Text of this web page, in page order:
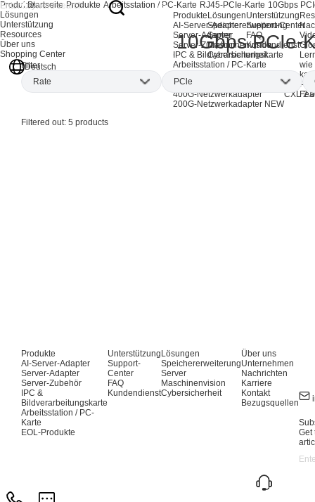
Produkte
AI-Server-Adapter
Server-Adapter
Server-Zubehör
IPC & Bildverarbeitungskarte
Arbeitsstation / PC-Karte
AI-Netzwerkadapter
400G-Netzwerkadapter
200G-Netzwerkadapter NEW
CXL-
CXL 2.0
Lösungen
Speichererweiterung
Server
Maschinenvision
Cybersicherheit
Unterstützung
Support-Center
FAQ
Kundendienst
wie
Produkte
Lösungen
Unterstützung
Resources
Über uns
Shopping Center
Deutsch
Startseite Produkte Arbeitsstation / PC-Karte RJ45-PCIe-Karte 10Gbps
10Gbps PCIe-
Filter
Rate
100Mbps (1)
PCle
Filtered out: 5 products
Produkte
AI-Server-Adapter
Server-Adapter
Server-Zubehör
IPC &
Bildverarbeitungskarte
Arbeitsstation / PC-
Karte
EOL-Produkte
Unterstützung
Support-
Center
FAQ
Kundendienst
Lösungen
Speichererweiterung
Server
Maschinenvision
Cybersicherheit
Über uns
Unternehmen
Nachrichten
Karriere
Kontakt
Bezugsquellen
Get